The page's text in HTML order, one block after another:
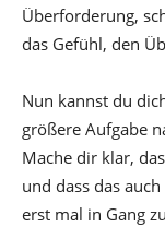
Überforderung,
das Gefühl, den
Nun kannst du
größere Aufgabe
Mache dir klar,
und dass das
erst mal in Gang